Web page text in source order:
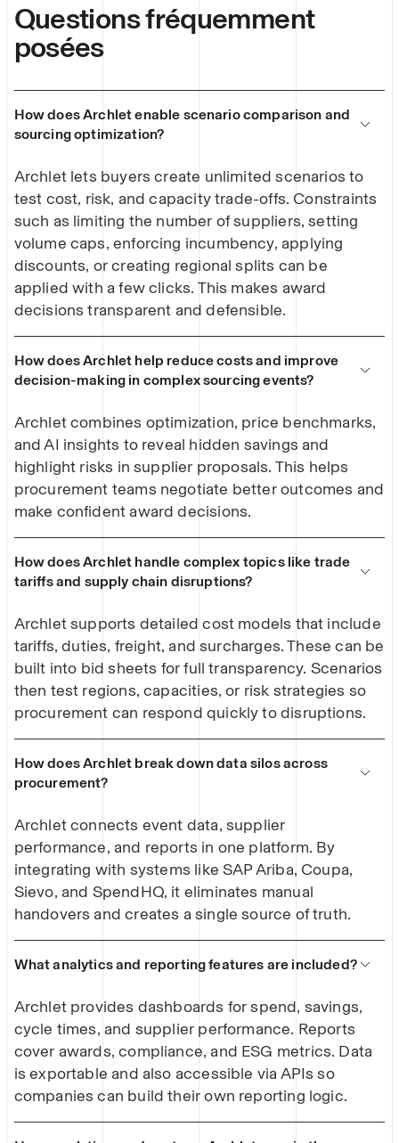
Questions fréquemment
posées
How does Archlet enable scenario comparison and
sourcing optimization?
Archlet lets buyers create unlimited scenarios to
test cost, risk, and capacity trade-offs. Constraints
such as limiting the number of suppliers, setting
volume caps, enforcing incumbency, applying
discounts, or creating regional splits can be
applied with a few clicks. This makes award
decisions transparent and defensible.
How does Archlet help reduce costs and improve
decision-making in complex sourcing events?
Archlet combines optimization, price benchmarks,
and AI insights to reveal hidden savings and
highlight risks in supplier proposals. This helps
procurement teams negotiate better outcomes and
make confident award decisions.
How does Archlet handle complex topics like trade
tariffs and supply chain disruptions?
Archlet supports detailed cost models that include
tariffs, duties, freight, and surcharges. These can be
built into bid sheets for full transparency. Scenarios
then test regions, capacities, or risk strategies so
procurement can respond quickly to disruptions.
How does Archlet break down data silos across
procurement?
Archlet connects event data, supplier
performance, and reports in one platform. By
integrating with systems like SAP Ariba, Coupa,
Sievo, and SpendHQ, it eliminates manual
handovers and creates a single source of truth.
What analytics and reporting features are included?
Archlet provides dashboards for spend, savings,
cycle times, and supplier performance. Reports
cover awards, compliance, and ESG metrics. Data
is exportable and also accessible via APIs so
companies can build their own reporting logic.